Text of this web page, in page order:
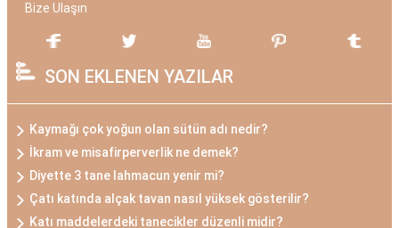
Bize Ulaşın
SON EKLENEN YAZILAR
Kaymağı çok yoğun olan sütün adı nedir?
İkram ve misafirperverlik ne demek?
Diyette 3 tane lahmacun yenir mi?
Çatı katında alçak tavan nasıl yüksek gösterilir?
Katı maddelerdeki tanecikler düzenli midir?